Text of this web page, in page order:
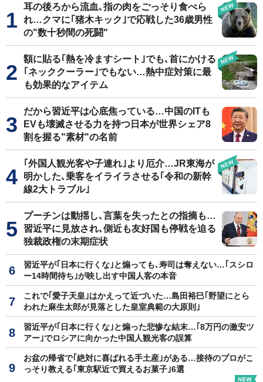
耳の後ろから流血､指の肉をごっそり食べら
れ…クマに｢猪木キック｣で応戦した36歳男性
の"数十秒間の死闘"
額に貼る｢熱を冷ますシート｣でも､首にかける
｢ネッククーラー｣でもない…熱中症対策に最
も効果的なアイテム
だから習近平は心底焦っている…中国のITも
EVも壊滅させる力を持つ日本が世界シェア8
割を握る"素材"の名前
｢外国人観光客や子連れ｣より厄介…JR東海が
明かした､乗客をイライラさせる｢令和の新幹
線2大トラブル｣
プーチンは動揺し､言葉を失ったとの指摘も…
習近平に見放され､側近も友好国も停戦を迫る
独裁政権の末期症状
習近平が｢日本に行くな｣と煽っても､寿司は奪えない…｢スシロ
ー14時間待ち｣が映し出す中国人客の本音
これで｢愛子天皇｣はかえって近づいた…島田裕巳｢野望にとら
われた麻生太郎が見落とした皇室典範の大原則｣
習近平が｢日本に行くな｣と煽った悲惨な結末…｢8万円の激安ツ
アー｣でロシアに向かった中国人観光客の誤算
お盆の帰省で｢絶対に喜ばれる手土産｣がある…接待のプロがこ
っそり教える｢東京駅近で買えるお菓子｣6選